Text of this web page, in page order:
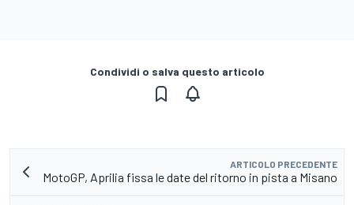
Condividi o salva questo articolo
ARTICOLO PRECEDENTE
MotoGP, Aprilia fissa le date del ritorno in pista a Misano